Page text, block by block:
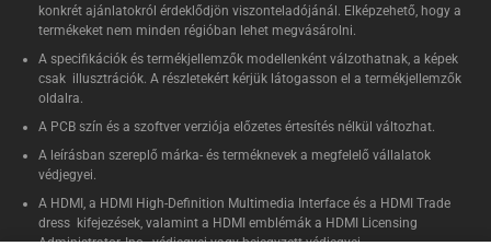
konkrét ajánlatokról érdeklődjön viszonteladójánál. Elképzehető, hogy a
termékeket nem minden régióban lehet megvásárolni.
A specifikációk és termékjellemzők modellenként válzothatnak, a képek
csak illusztrációk. A részletekért kérjük látogasson el a termékjellemzők
oldalra.
A PCB szín és a szoftver verziója előzetes értesítés nélkül változhat.
A leírásban szereplő márka- és terméknevek a megfelelő vállalatok
védjegyei.
A HDMI, a HDMI High-Definition Multimedia Interface és a HDMI Trade
dress kifejezések, valamint a HDMI emblémák a HDMI Licensing
Administrator, Inc. védjegyei vagy bejegyzett védjegyei.